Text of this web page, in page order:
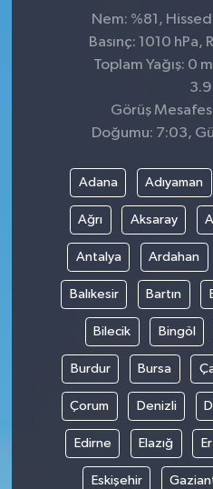
Nem: %81,
Basınç: 1010 hPa,
Toplam Yağış: 0
Görüş
Doğumu: 7:03,
Adana Adıyaman
Ağrı Aksaray
Antalya Ardahan
Balıkesir Bartın
Bilecik Bingöl
Burdur Bursa
Çorum Denizli
Edirne Elazığ
Eskişehir